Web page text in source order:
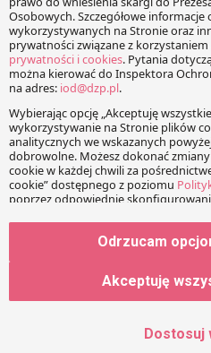
imperatywnych
Taki stan rzeczy narusza
konsekwencji prowadzi do
w tym zakresie można by
rozwiniętego uzasadnienia
można zastanowić się (nieco
obowiązek dokonywania
W jadalni sędziowskiej
dziś wiszą portrety Williama
Madisona, których spór z 1803
dostępnych rozstrzygnięć, sąd
Odrzucam
Akceptuję
Dostosuj